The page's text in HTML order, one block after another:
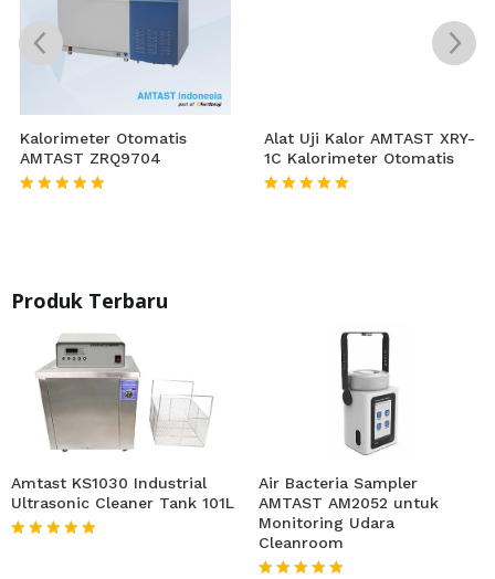
Kalorimeter Otomatis
AMTAST ZRQ9704
Alat Uji Kalor AMTAST XRY-
1C Kalorimeter Otomatis
Produk Terbaru
Amtast KS1030 Industrial
Ultrasonic Cleaner Tank 101L
Air Bacteria Sampler
AMTAST AM2052 untuk
Monitoring Udara
Cleanroom